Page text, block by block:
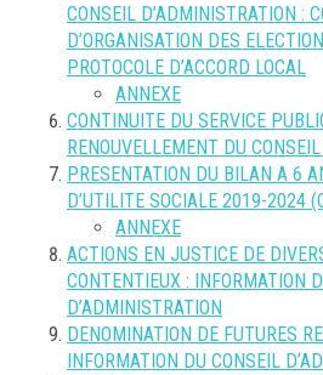
CONSEIL D’ADMINISTRATION :
D’ORGANISATION DES
PROTOCOLE D’ACCORD LOCAL
ANNEXE
CONTINUITE DU SERVICE
RENOUVELLEMENT DU
PRESENTATION DU BILAN A 6
D’UTILITE SOCIALE 2019-2024
ANNEXE
ACTIONS EN JUSTICE DE
CONTENTIEUX : INFORMATION
D’ADMINISTRATION
DENOMINATION DE FUTURES
INFORMATION DU CONSEIL